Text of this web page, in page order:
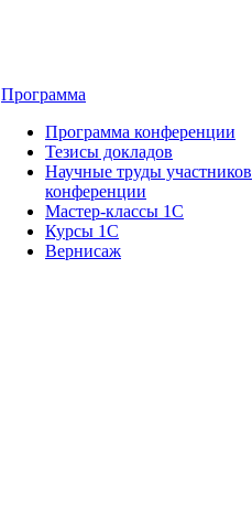
Программа
Программа конференции
Тезисы докладов
Научные труды участников
конференции
Мастер-классы 1С
Курсы 1С
Вернисаж